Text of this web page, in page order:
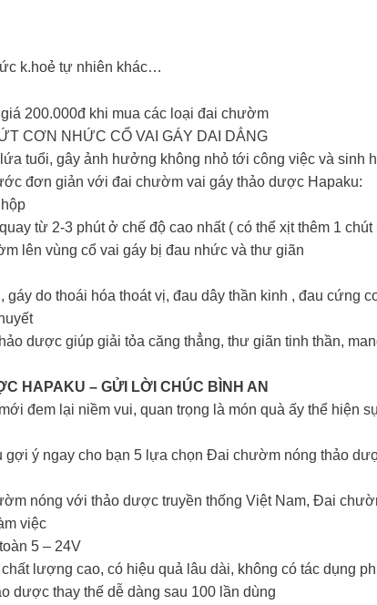
k.hoẻ tự nhiên khác…
200.000đ khi mua các loại đai chườm
CƠN NHỨC CỔ VAI GÁY DAI DẲNG
tuổi, gây ảnh hưởng không nhỏ tới công việc và sinh
đơn giản với đai chườm vai gáy thảo dược Hapaku:
từ 2-3 phút ở chế độ cao nhất ( có thể xịt thêm 1
lên vùng cổ vai gáy bị đau nhức và thư giãn
gáy do thoái hóa thoát vị, đau dây thần kinh , đau cứng
dược giúp giải tỏa căng thẳng, thư giãn tinh thần,
HAPAKU – GỬI LỜI CHÚC BÌNH AN
đem lại niềm vui, quan trọng là món quà ấy thể
ý ngay cho bạn 5 lựa chọn Đai chườm nóng thảo
nóng với thảo dược truyền thống Việt Nam, Đai
việc
5 – 24V
lượng cao, có hiệu quả lâu dài, không có tác dụng
dược thay thế dễ dàng sau 100 lần dùng